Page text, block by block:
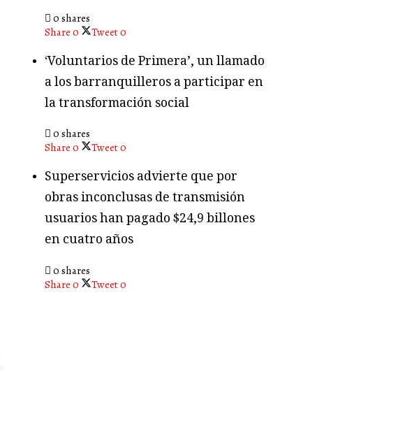
0 shares
Share 0 Tweet0
‘Voluntarios de Primera’, un llamado
a los barranquilleros a participar en
la transformación social
0 shares
Share 0 Tweet0
Superservicios advierte que por
obras inconclusas de transmisión
usuarios han pagado $24,9 billones
en cuatro años
0 shares
Share 0 Tweet0